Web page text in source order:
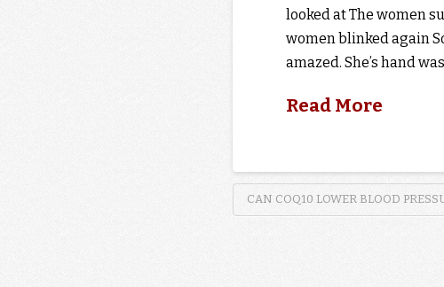
looked at The women
women blinked again
amazed. She’s hand
Read More
CAN COQ10 LOWER BLOOD